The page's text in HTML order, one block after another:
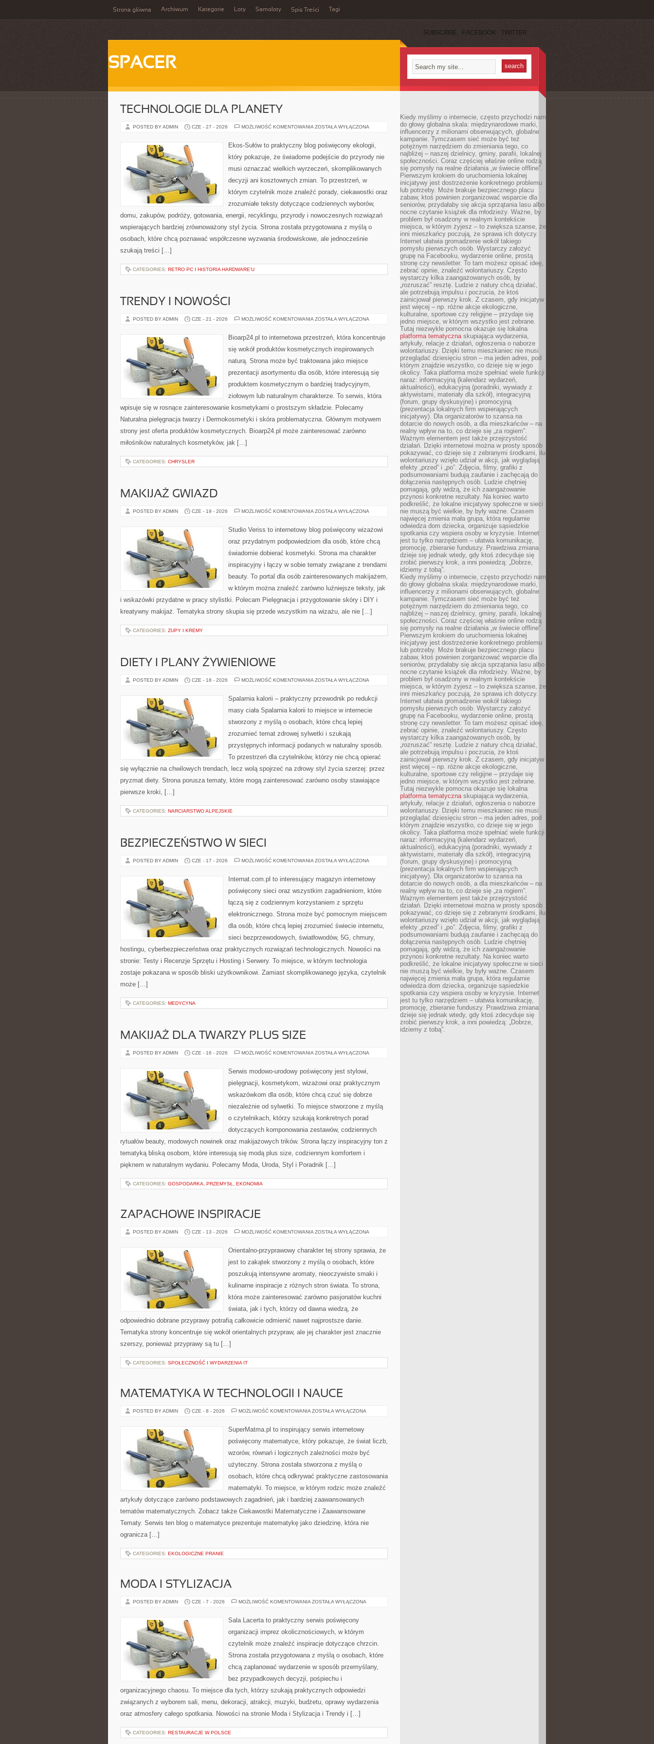
Strona główna Archiwum Kategorie Loty Samoloty Spis Treści Tagi
SUBSCRIBE FACEBOOK TWITTER
SPACER
TECHNOLOGIE DLA PLANETY
POSTED BY ADMIN CZE - 27 - 2026 MOŻLIWOŚĆ KOMENTOWANIA TECHNOLOGIE
ZOSTAŁA WYŁĄCZONA
Ekos-Sułów to praktyczny blog poświęcony ekologii,
który pokazuje, że świadome podejście do przyrody nie
musi oznaczać wielkich wyrzeczeń, skomplikowanych
decyzji ani kosztownych zmian. To przestrzeń, w
którym czytelnik może znaleźć porady, ciekawostki oraz
zrozumiałe teksty dotyczące codziennych wyborów,
domu, zakupów, podróży, gotowania, energii, recyklingu, przyrody i nowoczesnych rozwiązań
wspierających bardziej zrównoważony styl życia. Strona została przygotowana z myślą o
osobach, które chcą poznawać współczesne wyzwania środowiskowe, ale jednocześnie
szukają treści […]
CATEGORIES: RETRO PC I HISTORIA HARDWARE’U
TRENDY I NOWOŚCI
POSTED BY ADMIN CZE - 21 - 2026 MOŻLIWOŚĆ KOMENTOWANIA TRENDY
ZOSTAŁA WYŁĄCZONA
Bioarp24.pl to internetowa przestrzeń, która koncentruje
się wokół produktów kosmetycznych inspirowanych
naturą. Strona może być traktowana jako miejsce
prezentacji asortymentu dla osób, które interesują się
produktem kosmetycznym o bardziej tradycyjnym,
ziołowym lub naturalnym charakterze. To serwis, która
wpisuje się w rosnące zainteresowanie kosmetykami o prostszym składzie. Polecamy
Naturalna pielęgnacja twarzy i Dermokosmetyki i skóra problematyczna. Głównym motywem
strony jest oferta produktów kosmetycznych. Bioarp24.pl może zainteresować zarówno
miłośników naturalnych kosmetyków, jak […]
CATEGORIES: CHRYSLER
MAKIJAŻ GWIAZD
POSTED BY ADMIN CZE - 19 - 2026 MOŻLIWOŚĆ KOMENTOWANIA MAKIJAŻ
ZOSTAŁA WYŁĄCZONA
Studio Veriss to internetowy blog poświęcony wizażowi
oraz przydatnym podpowiedziom dla osób, które chcą
świadomie dobierać kosmetyki. Strona ma charakter
inspiracyjny i łączy w sobie tematy związane z trendami
beauty. To portal dla osób zainteresowanych makijażem,
w którym można znaleźć zarówno luźniejsze teksty, jak
i wskazówki przydatne w pracy stylistki. Polecam Pielęgnacja i przygotowanie skóry i DIY i
kreatywny makijaż. Tematyka strony skupia się przede wszystkim na wizażu, ale nie […]
CATEGORIES: ZUPY I KREMY
DIETY I PLANY ŻYWIENIOWE
POSTED BY ADMIN CZE - 18 - 2026 MOŻLIWOŚĆ KOMENTOWANIA DIETY
ŻYWIENIOWE
ZOSTAŁA WYŁĄCZONA
Spalarnia kalorii – praktyczny przewodnik po redukcji
masy ciała Spalarnia kalorii to miejsce w internecie
stworzony z myślą o osobach, które chcą lepiej
zrozumieć temat zdrowej sylwetki i szukają
przystępnych informacji podanych w naturalny sposób.
To przestrzeń dla czytelników, którzy nie chcą opierać
się wyłącznie na chwilowych trendach, lecz wolą spojrzeć na zdrowy styl życia szerzej: przez
pryzmat diety. Strona porusza tematy, które mogą zainteresować zarówno osoby stawiające
pierwsze kroki, […]
CATEGORIES: NARCIARSTWO ALPEJSKIE
BEZPIECZEŃSTWO W SIECI
POSTED BY ADMIN CZE - 17 - 2026 MOŻLIWOŚĆ KOMENTOWANIA BEZPIECZEŃSTWO
ZOSTAŁA WYŁĄCZONA
Internat.com.pl to interesujący magazyn internetowy
poświęcony sieci oraz wszystkim zagadnieniom, które
łączą się z codziennym korzystaniem z sprzętu
elektronicznego. Strona może być pomocnym miejscem
dla osób, które chcą lepiej zrozumieć świecie internetu,
sieci bezprzewodowych, światłowodów, 5G, chmury,
hostingu, cyberbezpieczeństwa oraz praktycznych rozwiązań technologicznych. Nowości na
stronie: Testy i Recenzje Sprzętu i Hosting i Serwery. To miejsce, w którym technologia
zostaje pokazana w sposób bliski użytkownikowi. Zamiast skomplikowanego języka, czytelnik
może […]
CATEGORIES: MEDYCYNA
MAKIJAŻ DLA TWARZY PLUS SIZE
POSTED BY ADMIN CZE - 16 - 2026 MOŻLIWOŚĆ KOMENTOWANIA MAKIJAŻ
PLUS
SIZE
ZOSTAŁA WYŁĄCZONA
Serwis modowo-urodowy poświęcony jest stylowi,
pielęgnacji, kosmetykom, wizażowi oraz praktycznym
wskazówkom dla osób, które chcą czuć się dobrze
niezależnie od sylwetki. To miejsce stworzone z myślą
o czytelnikach, którzy szukają konkretnych porad
dotyczących komponowania zestawów, codziennych
rytuałów beauty, modowych nowinek oraz makijażowych trików. Strona łączy inspiracyjny ton z
tematyką bliską osobom, które interesują się modą plus size, codziennym komfortem i
pięknem w naturalnym wydaniu. Polecamy Moda, Uroda, Styl i Poradnik […]
CATEGORIES: GOSPODARKA, PRZEMYSŁ, EKONOMIA
ZAPACHOWE INSPIRACJE
POSTED BY ADMIN CZE - 13 - 2026 MOŻLIWOŚĆ KOMENTOWANIA ZAPACHOWE
ZOSTAŁA WYŁĄCZONA
Orientalno-przyprawowy charakter tej strony sprawia, że
jest to zakątek stworzony z myślą o osobach, które
poszukują intensywne aromaty, nieoczywiste smaki i
kulinarne inspiracje z różnych stron świata. To strona,
która może zainteresować zarówno pasjonatów kuchni
świata, jak i tych, którzy od dawna wiedzą, że
odpowiednio dobrane przyprawy potrafią całkowicie odmienić nawet najprostsze danie.
Tematyka strony koncentruje się wokół orientalnych przypraw, ale jej charakter jest znacznie
szerszy, ponieważ przyprawy są tu […]
CATEGORIES: SPOŁECZNOŚĆ I WYDARZENIA IT
MATEMATYKA W TECHNOLOGII I NAUCE
POSTED BY ADMIN CZE - 8 - 2026 MOŻLIWOŚĆ KOMENTOWANIA MATEMATYKA
NAUCE
ZOSTAŁA WYŁĄCZONA
SuperMatma.pl to inspirujący serwis internetowy
poświęcony matematyce, który pokazuje, że świat liczb,
wzorów, równań i logicznych zależności może być
użyteczny. Strona została stworzona z myślą o
osobach, które chcą odkrywać praktyczne zastosowania
matematyki. To miejsce, w którym rodzic może znaleźć
artykuły dotyczące zarówno podstawowych zagadnień, jak i bardziej zaawansowanych
tematów matematycznych. Zobacz także Ciekawostki Matematyczne i Zaawansowane
Tematy. Serwis ten blog o matematyce prezentuje matematykę jako dziedzinę, która nie
ogranicza […]
CATEGORIES: EKOLOGICZNE PRANIE
MODA I STYLIZACJA
POSTED BY ADMIN CZE - 7 - 2026 MOŻLIWOŚĆ KOMENTOWANIA MODA
ZOSTAŁA WYŁĄCZONA
Sala Lacerta to praktyczny serwis poświęcony
organizacji imprez okolicznościowych, w którym
czytelnik może znaleźć inspiracje dotyczące chrzcin.
Strona została przygotowana z myślą o osobach, które
chcą zaplanować wydarzenie w sposób przemyślany,
bez przypadkowych decyzji, pośpiechu i
organizacyjnego chaosu. To miejsce dla tych, którzy szukają praktycznych odpowiedzi
związanych z wyborem sali, menu, dekoracji, atrakcji, muzyki, budżetu, oprawy wydarzenia
oraz atmosfery całego spotkania. Nowości na stronie Moda i Stylizacja i Trendy i […]
CATEGORIES: RESTAURACJE W POLSCE
Kiedy myślimy o internecie, często przychodzi nam
do głowy globalna skala: międzynarodowe marki,
influencerzy z milionami obserwujących, globalne
kampanie. Tymczasem sieć może być też
potężnym narzędziem do zmieniania tego, co
najbliżej – naszej dzielnicy, gminy, parafii, lokalnej
społeczności. Coraz częściej właśnie online rodzą
się pomysły na realne działania „w świecie offline”.
Pierwszym krokiem do uruchomienia lokalnej
inicjatywy jest dostrzeżenie konkretnego problemu
lub potrzeby. Może brakuje bezpiecznego placu
zabaw, ktoś powinien zorganizować wsparcie dla
seniorów, przydałaby się akcja sprzątania lasu albo
nocne czytanie książek dla młodzieży. Ważne, by
problem był osadzony w realnym kontekście
miejsca, w którym żyjesz – to zwiększa szanse, że
inni mieszkańcy poczują, że sprawa ich dotyczy.
Internet ułatwia gromadzenie wokół takiego
pomysłu pierwszych osób. Wystarczy założyć
grupę na Facebooku, wydarzenie online, prostą
stronę czy newsletter. To tam możesz opisać ideę,
zebrać opinie, znaleźć wolontariuszy. Często
wystarczy kilka zaangażowanych osób, by
„rozruszać” resztę. Ludzie z natury chcą działać,
ale potrzebują impulsu i poczucia, że ktoś
zainicjował pierwszy krok. Z czasem, gdy inicjatyw
jest więcej – np. różne akcje ekologiczne,
kulturalne, sportowe czy religijne – przydaje się
jedno miejsce, w którym wszystko jest zebrane.
Tutaj niezwykle pomocna okazuje się lokalna
platforma tematycznaskupiająca wydarzenia,
artykuły, relacje z działań, ogłoszenia o naborze
wolontariuszy. Dzięki temu mieszkaniec nie musi
przeglądać dziesięciu stron – ma jeden adres, pod
którym znajdzie wszystko, co dzieje się w jego
okolicy. Taka platforma może spełniać wiele funkcji
naraz: informacyjną (kalendarz wydarzeń,
aktualności), edukacyjną (poradniki, wywiady z
aktywistami, materiały dla szkół), integracyjną
(forum, grupy dyskusyjne) i promocyjną
(prezentacja lokalnych firm wspierających
inicjatywy). Dla organizatorów to szansa na
dotarcie do nowych osób, a dla mieszkańców – na
realny wpływ na to, co dzieje się „za rogiem”.
Ważnym elementem jest także przejrzystość
działań. Dzięki internetowi można w prosty sposób
pokazywać, co dzieje się z zebranymi środkami, ilu
wolontariuszy wzięło udział w akcji, jak wyglądają
efekty „przed” i „po”. Zdjęcia, filmy, grafiki z
podsumowaniami budują zaufanie i zachęcają do
dołączenia następnych osób. Ludzie chętniej
pomagają, gdy widzą, że ich zaangażowanie
przynosi konkretne rezultaty. Na koniec warto
podkreślić, że lokalne inicjatywy społeczne w sieci
nie muszą być wielkie, by były ważne. Czasem
najwięcej zmienia mała grupa, która regularnie
odwiedza dom dziecka, organizuje sąsiedzkie
spotkania czy wspiera osoby w kryzysie. Internet
jest tu tylko narzędziem – ułatwia komunikację,
promocję, zbieranie funduszy. Prawdziwa zmiana
dzieje się jednak wtedy, gdy ktoś zdecyduje się
zrobić pierwszy krok, a inni powiedzą: „Dobrze,
idziemy z tobą”.
Kiedy myślimy o internecie, często przychodzi nam
do głowy globalna skala: międzynarodowe marki,
influencerzy z milionami obserwujących, globalne
kampanie. Tymczasem sieć może być też
potężnym narzędziem do zmieniania tego, co
najbliżej – naszej dzielnicy, gminy, parafii, lokalnej
społeczności. Coraz częściej właśnie online rodzą
się pomysły na realne działania „w świecie offline”.
Pierwszym krokiem do uruchomienia lokalnej
inicjatywy jest dostrzeżenie konkretnego problemu
lub potrzeby. Może brakuje bezpiecznego placu
zabaw, ktoś powinien zorganizować wsparcie dla
seniorów, przydałaby się akcja sprzątania lasu albo
nocne czytanie książek dla młodzieży. Ważne, by
problem był osadzony w realnym kontekście
miejsca, w którym żyjesz – to zwiększa szanse, że
inni mieszkańcy poczują, że sprawa ich dotyczy.
Internet ułatwia gromadzenie wokół takiego
pomysłu pierwszych osób. Wystarczy założyć
grupę na Facebooku, wydarzenie online, prostą
stronę czy newsletter. To tam możesz opisać ideę,
zebrać opinie, znaleźć wolontariuszy. Często
wystarczy kilka zaangażowanych osób, by
„rozruszać” resztę. Ludzie z natury chcą działać,
ale potrzebują impulsu i poczucia, że ktoś
zainicjował pierwszy krok. Z czasem, gdy inicjatyw
jest więcej – np. różne akcje ekologiczne,
kulturalne, sportowe czy religijne – przydaje się
jedno miejsce, w którym wszystko jest zebrane.
Tutaj niezwykle pomocna okazuje się lokalna
platforma tematycznaskupiająca wydarzenia,
artykuły, relacje z działań, ogłoszenia o naborze
wolontariuszy. Dzięki temu mieszkaniec nie musi
przeglądać dziesięciu stron – ma jeden adres, pod
którym znajdzie wszystko, co dzieje się w jego
okolicy. Taka platforma może spełniać wiele funkcji
naraz: informacyjną (kalendarz wydarzeń,
aktualności), edukacyjną (poradniki, wywiady z
aktywistami, materiały dla szkół), integracyjną
(forum, grupy dyskusyjne) i promocyjną
(prezentacja lokalnych firm wspierających
inicjatywy). Dla organizatorów to szansa na
dotarcie do nowych osób, a dla mieszkańców – na
realny wpływ na to, co dzieje się „za rogiem”.
Ważnym elementem jest także przejrzystość
działań. Dzięki internetowi można w prosty sposób
pokazywać, co dzieje się z zebranymi środkami, ilu
wolontariuszy wzięło udział w akcji, jak wyglądają
efekty „przed” i „po”. Zdjęcia, filmy, grafiki z
podsumowaniami budują zaufanie i zachęcają do
dołączenia następnych osób. Ludzie chętniej
pomagają, gdy widzą, że ich zaangażowanie
przynosi konkretne rezultaty. Na koniec warto
podkreślić, że lokalne inicjatywy społeczne w sieci
nie muszą być wielkie, by były ważne. Czasem
najwięcej zmienia mała grupa, która regularnie
odwiedza dom dziecka, organizuje sąsiedzkie
spotkania czy wspiera osoby w kryzysie. Internet
jest tu tylko narzędziem – ułatwia komunikację,
promocję, zbieranie funduszy. Prawdziwa zmiana
dzieje się jednak wtedy, gdy ktoś zdecyduje się
zrobić pierwszy krok, a inni powiedzą: „Dobrze,
idziemy z tobą”.